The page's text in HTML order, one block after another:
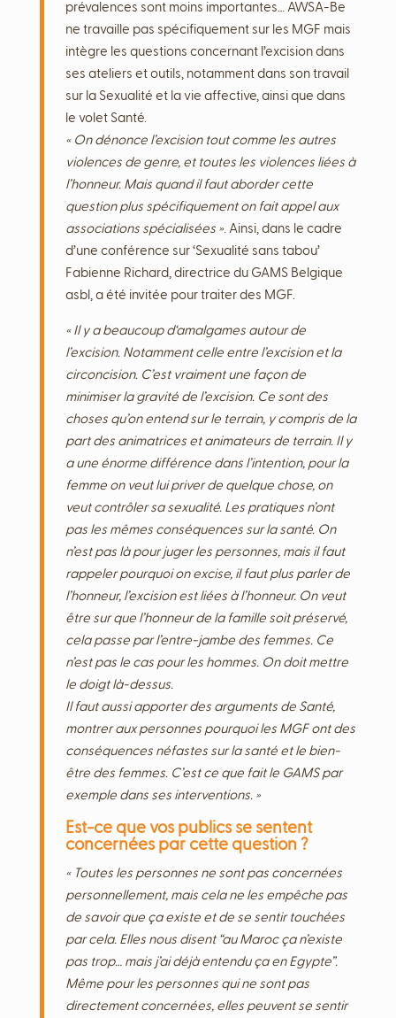
prévalences sont moins importantes… AWSA-Be
ne travaille pas spécifiquement sur les MGF mais
intègre les questions concernant l’excision dans
ses ateliers et outils, notamment dans son travail
sur la Sexualité et la vie affective, ainsi que dans
le volet Santé.
« On dénonce l’excision tout comme les autres
violences de genre, et toutes les violences liées à
l’honneur. Mais quand il faut aborder cette
question plus spécifiquement on fait appel aux
associations spécialisées ». Ainsi, dans le cadre
d’une conférence sur ‘Sexualité sans tabou’
Fabienne Richard, directrice du GAMS Belgique
asbl, a été invitée pour traiter des MGF.
« Il y a beaucoup d‘amalgames autour de
l’excision. Notamment celle entre l’excision et la
circoncision. C’est vraiment une façon de
minimiser la gravité de l’excision. Ce sont des
choses qu’on entend sur le terrain, y compris de la
part des animatrices et animateurs de terrain. Il y
a une énorme différence dans l’intention, pour la
femme on veut lui priver de quelque chose, on
veut contrôler sa sexualité. Les pratiques n’ont
pas les mêmes conséquences sur la santé. On
n’est pas là pour juger les personnes, mais il faut
rappeler pourquoi on excise, il faut plus parler de
l’honneur, l’excision est liées à l’honneur. On veut
être sur que l’honneur de la famille soit préservé,
cela passe par l’entre-jambe des femmes. Ce
n’est pas le cas pour les hommes. On doit mettre
le doigt là-dessus.
Il faut aussi apporter des arguments de Santé,
montrer aux personnes pourquoi les MGF ont des
conséquences néfastes sur la santé et le bien-
être des femmes. C’est ce que fait le GAMS par
exemple dans ses interventions. »
Est-ce que vos publics se sentent
concernées par cette question ?
« Toutes les personnes ne sont pas concernées
personnellement, mais cela ne les empêche pas
de savoir que ça existe et de se sentir touchées
par cela. Elles nous disent “au Maroc ça n’existe
pas trop… mais j’ai déjà entendu ça en Egypte”.
Même pour les personnes qui ne sont pas
directement concernées, elles peuvent se sentir